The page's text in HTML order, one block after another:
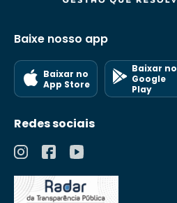
Baixe nosso app
Baixar no
App Store
Baixar no
Google
Play
Redes sociais